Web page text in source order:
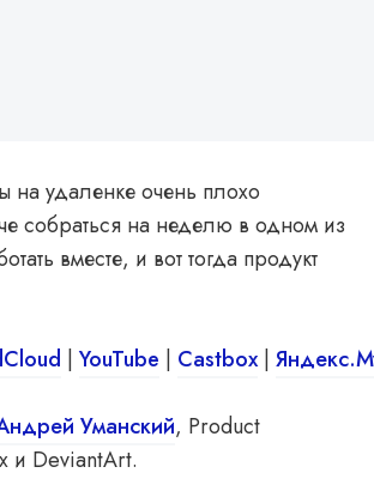
на удаленке очень плохо
собраться на неделю в одном из
вместе, и вот тогда продукт
| YouTube | Castbox|
Уманский, Product
и DeviantArt.